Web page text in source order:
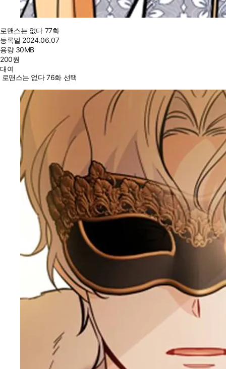
로맨스는 없다 77화
등록일 2024.06.07
용량 30MB
200원
대여
로맨스는 없다 76화 선택